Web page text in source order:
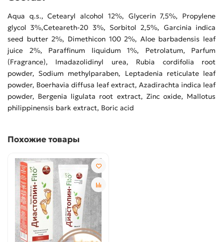
Aqua q.s., Cetearyl alcohol 12%, Glycerin 7,5%, Propylene
glycol 3%,Ceteareth-20 3%, Sorbitol 2,5%, Garcinia indica
seed butter 2%, Dimethicon 100 2%, Aloe barbadensis leaf
juice 2%, Paraffinum liquidum 1%, Petrolatum, Parfum
(Fragrance), Imadazolidinyl urea, Rubia cordifolia root
powder, Sodium methylparaben, Leptadenia reticulate leaf
powder, Boerhavia diffusa leaf extract, Azadirachta indica leaf
powder, Bergenia ligulata root extract, Zinc oxide, Mallotus
philippinensis bark extract, Boric acid
Похожие товары